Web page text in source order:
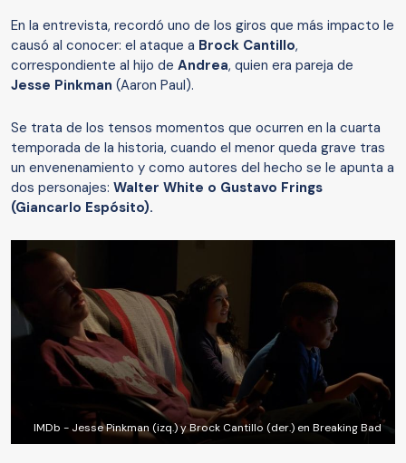
En la entrevista, recordó uno de los giros que más impacto le
causó al conocer: el ataque a Brock Cantillo,
correspondiente al hijo de Andrea, quien era pareja de
Jesse Pinkman (Aaron Paul).
Se trata de los tensos momentos que ocurren en la cuarta
temporada de la historia, cuando el menor queda grave tras
un envenenamiento y como autores del hecho se le apunta a
dos personajes: Walter White o Gustavo Frings
(Giancarlo Espósito).
IMDb - Jesse Pinkman (izq.) y Brock Cantillo (der.) en Breaking Bad